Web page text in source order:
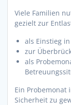
Viele Familien
gezielt zur
als Einstieg
zur
als
Ein Probemonat
Sicherheit zu